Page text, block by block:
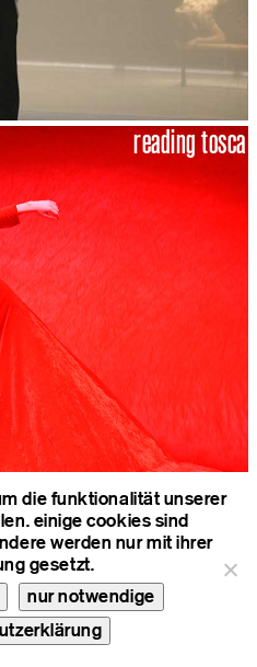
reading tosca
life is perfect
die funktionalität unserer
einige cookies sind
werden nur mit ihrer
gesetzt.
nur notwendige